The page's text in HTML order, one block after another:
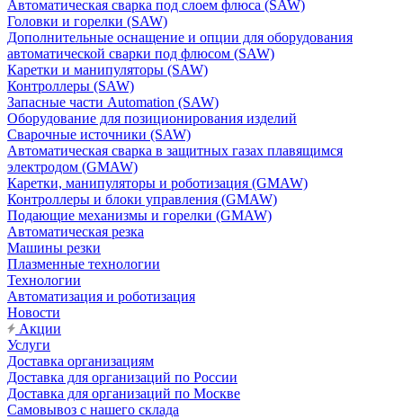
Автоматическая сварка под слоем флюса (SAW)
Головки и горелки (SAW)
Дополнительные оснащение и опции для оборудования
автоматической сварки под флюсом (SAW)
Каретки и манипуляторы (SAW)
Контроллеры (SAW)
Запасные части Automation (SAW)
Оборудование для позиционирования изделий
Сварочные источники (SAW)
Автоматическая сварка в защитных газах плавящимся
электродом (GMAW)
Каретки, манипуляторы и роботизация (GMAW)
Контроллеры и блоки управления (GMAW)
Подающие механизмы и горелки (GMAW)
Автоматическая резка
Машины резки
Плазменные технологии
Технологии
Автоматизация и роботизация
Новости
Акции
Услуги
Доставка организациям
Доставка для организаций по России
Доставка для организаций по Москве
Самовывоз с нашего склада